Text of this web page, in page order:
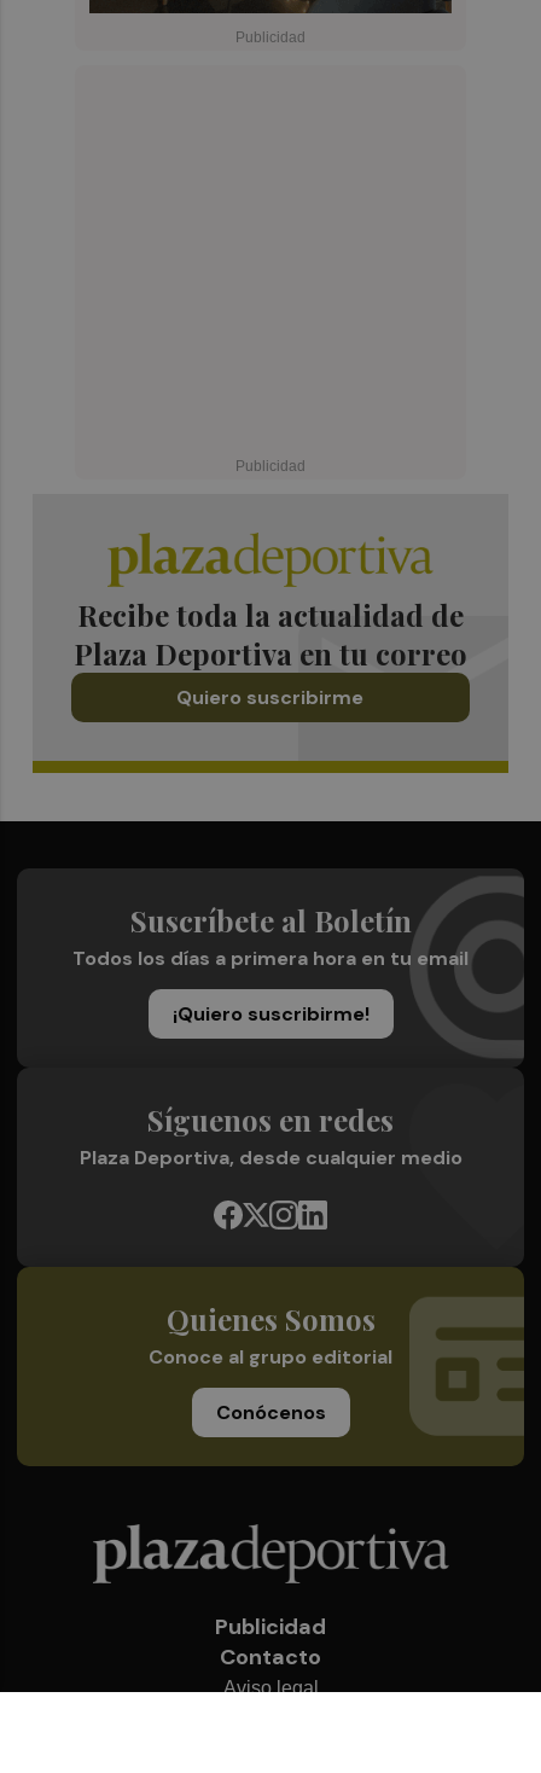
Recibe toda la actualidad de
Plaza Deportiva en tu correo
Quiero suscribirme
Suscríbete al Boletín
Todos los días a primera hora en tu email
¡Quiero suscribirme!
Síguenos en redes
Plaza Deportiva, desde cualquier medio
Quienes Somos
Conoce al grupo editorial
Conócenos
Publicidad
Contacto
Aviso legal